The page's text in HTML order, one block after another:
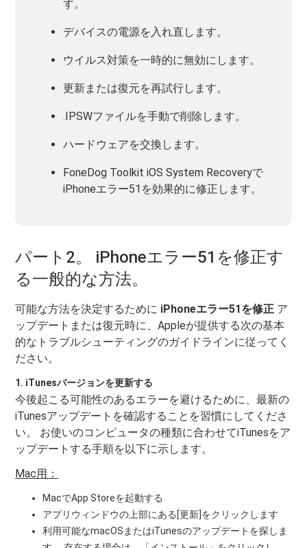
す。
デバイスの電源を入れ直します。
ウイルス対策を一時的に無効にします。
更新または復元を再試行します。
.IPSWファイルを手動で削除します。
ハードウェアを交換します。
FoneDog Toolkit iOS System Recoveryで
iPhoneエラー51を効果的に修正します。
パート2。 iPhoneエラー51を修正す
る一般的な方法。
可能な方法を決定するために iPhoneエラー51を修正 ア
ップデートまたは復元時に、Appleが提供する次の基本
的なトラブルシューティングのガイドラインに従ってく
ださい。
1. iTunesバージョンを更新する
今後起こる可能性のあるエラーを避けるために、最新の
iTunesアップデートを確認することを習慣にしてくださ
い。 お使いのコンピュータの種類に合わせてiTunesをア
ップデートする手順を以下に示します。
Mac用：
MacでApp Storeを起動する
アプリウィンドウの上部にある[更新]をクリックします
利用可能なmacOSまたはiTunesのアップデートを探しま